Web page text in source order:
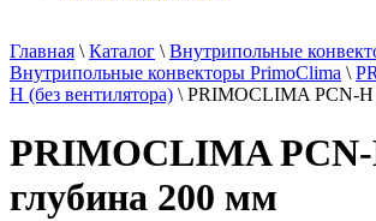
Главная \ Каталог \ Внутрипольные
Внутрипольные конвекторы PrimoClima \
H (без вентилятора) \ PRIMOCLIMA PCN-H
PRIMOCLIMA
глубина 200 мм